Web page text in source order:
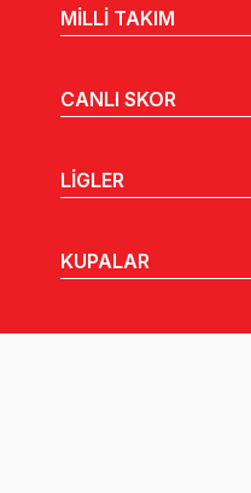
MİLLİ TAKIM
CANLI SKOR
LİGLER
KUPALAR